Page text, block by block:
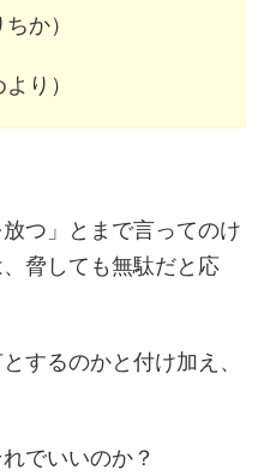
か）
り）
つ」とまで言ってのけ
脅しても無駄だと応
するのかと付け加え、
でいいのか？